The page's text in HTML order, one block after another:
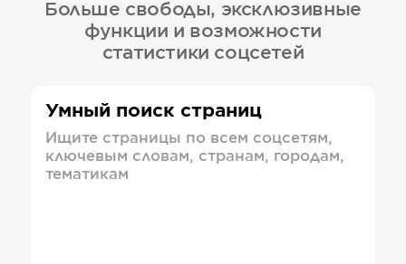
Больше свободы, эксклюзивные
функции и возможности
статистики соцсетей
Умный поиск страниц
Ищите страницы по всем соцсетям,
ключевым словам, странам, городам,
тематикам